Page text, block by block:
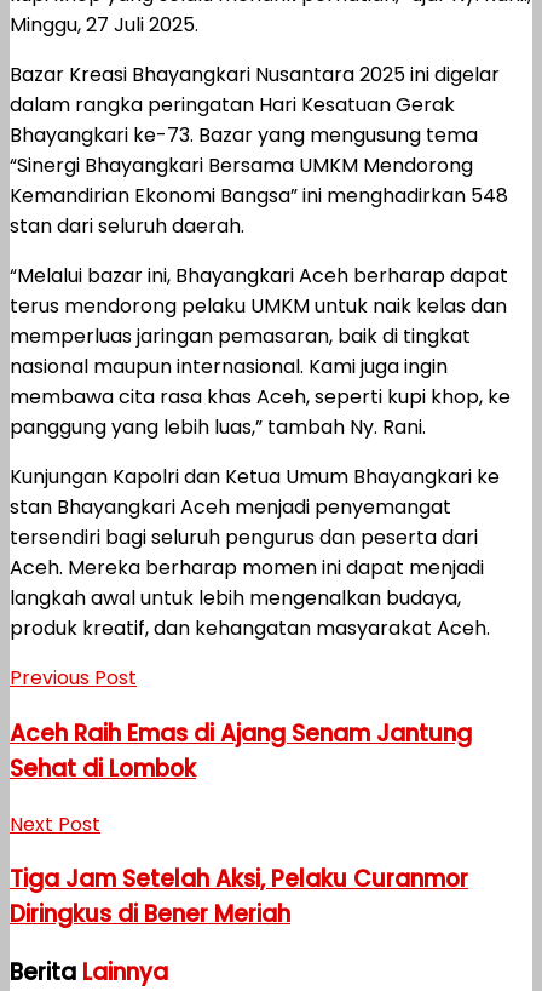
Minggu, 27 Juli 2025.
Bazar Kreasi Bhayangkari Nusantara 2025 ini digelar
dalam rangka peringatan Hari Kesatuan Gerak
Bhayangkari ke-73. Bazar yang mengusung tema
“Sinergi Bhayangkari Bersama UMKM Mendorong
Kemandirian Ekonomi Bangsa” ini menghadirkan 548
stan dari seluruh daerah.
“Melalui bazar ini, Bhayangkari Aceh berharap dapat
terus mendorong pelaku UMKM untuk naik kelas dan
memperluas jaringan pemasaran, baik di tingkat
nasional maupun internasional. Kami juga ingin
membawa cita rasa khas Aceh, seperti kupi khop, ke
panggung yang lebih luas,” tambah Ny. Rani.
Kunjungan Kapolri dan Ketua Umum Bhayangkari ke
stan Bhayangkari Aceh menjadi penyemangat
tersendiri bagi seluruh pengurus dan peserta dari
Aceh. Mereka berharap momen ini dapat menjadi
langkah awal untuk lebih mengenalkan budaya,
produk kreatif, dan kehangatan masyarakat Aceh.
Previous Post
Aceh Raih Emas di Ajang Senam Jantung
Sehat di Lombok
Next Post
Tiga Jam Setelah Aksi, Pelaku Curanmor
Diringkus di Bener Meriah
Berita Lainnya